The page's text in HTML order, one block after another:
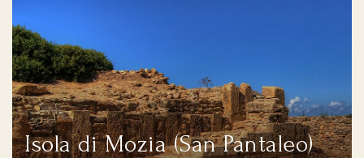
Isola di Mozia (San Pantaleo)